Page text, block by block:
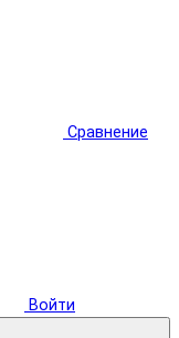
Сравнение
Войти